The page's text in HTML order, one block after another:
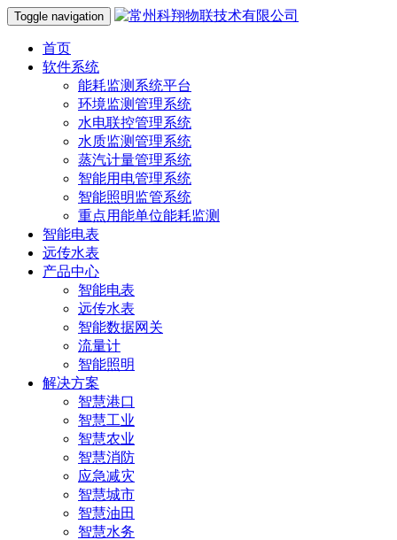
Toggle navigation
首页
软件系统
能耗监测系统平台
环境监测管理系统
水电联控管理系统
水质监测管理系统
蒸汽计量管理系统
智能用电管理系统
智能照明监管系统
重点用能单位能耗监测
智能电表
远传水表
产品中心
智能电表
远传水表
智能数据网关
流量计
智能照明
解决方案
智慧港口
智慧工业
智慧农业
智慧消防
应急减灾
智慧城市
智慧油田
智慧水务